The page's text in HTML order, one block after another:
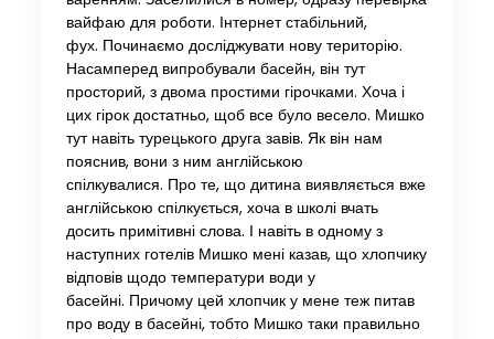
вайфаю для роботи. Інтернет стабільний,
фух. Починаємо досліджувати нову територію.
Насамперед випробували басейн, він тут
просторий, з двома простими гірочками. Хоча і
цих гірок достатньо, щоб все було весело. Мишко
тут навіть турецького друга завів. Як він нам
пояснив, вони з ним англійською
спілкувалися. Про те, що дитина виявляється вже
англійською спілкується, хоча в школі вчать
досить примітивні слова. І навіть в одному з
наступних готелів Мишко мені казав, що хлопчику
відповів щодо температури води у
басейні. Причому цей хлопчик у мене теж питав
про воду в басейні, тобто Мишко таки правильно